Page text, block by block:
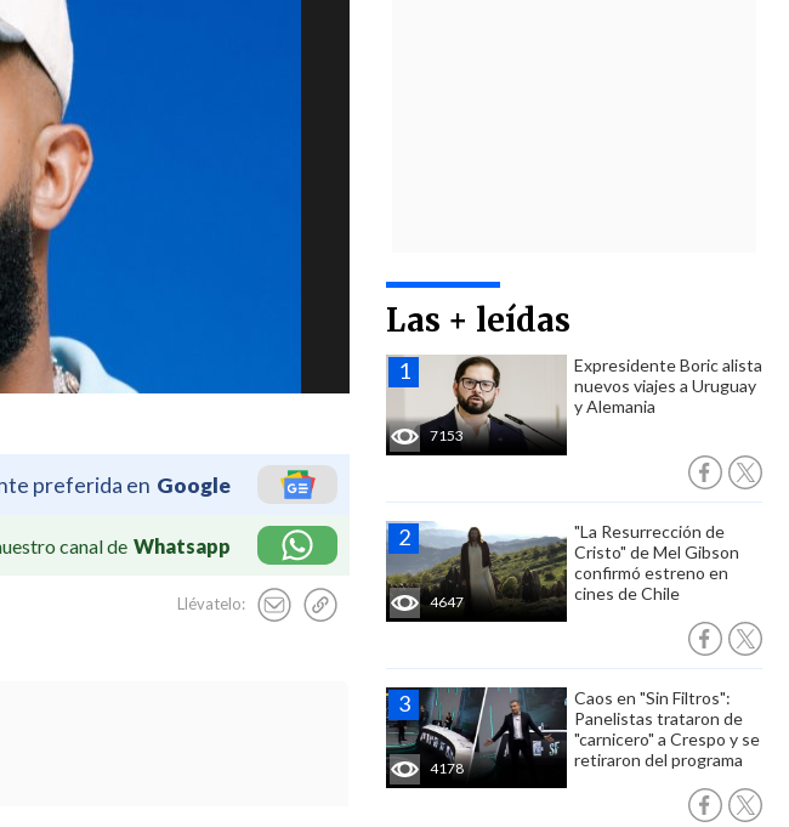
preferida en Google
canal de Whatsapp
Llévatelo:
Las + leídas
7153
Expresidente Boric alista
nuevos viajes a Uruguay
y Alemania
4647
"La Resurrección de
Cristo" de Mel Gibson
confirmó estreno en
cines de Chile
4178
Caos en "Sin Filtros":
Panelistas trataron de
"carnicero" a Crespo y se
retiraron del programa